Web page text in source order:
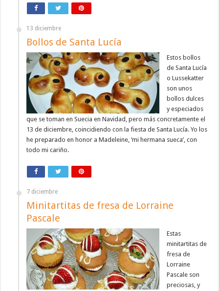
13 diciembre
Bollos de Santa Lucía
Estos bollos
de Santa Lucía
o Lussekatter
son unos
bollos dulces
y especiados
que se toman en Suecia en Navidad, pero más concretamente el
13 de diciembre, coincidiendo con la fiesta de Santa Lucía. Yo los
he preparado en honor a Madeleine, ‘mi hermana sueca’, con
todo mi cariño.
7 diciembre
Minitartitas de fresa de Lorraine
Pascale
Estas
minitartitas de
fresa de
Lorraine
Pascale son
preciosas, y